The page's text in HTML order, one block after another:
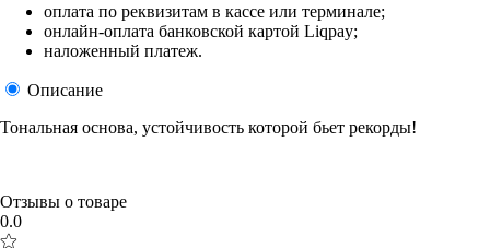
оплата по реквизитам в кассе или терминале;
онлайн-оплата банковской картой Liqpay;
наложенный платеж.
Описание
Тональная основа, устойчивость которой бьет рекорды!
Отзывы о товаре
0.0